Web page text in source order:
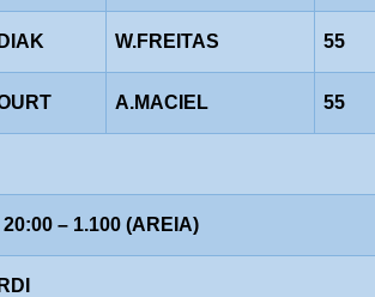
W.FREITAS 55
A.MACIEL 55
– 1.100 (AREIA)